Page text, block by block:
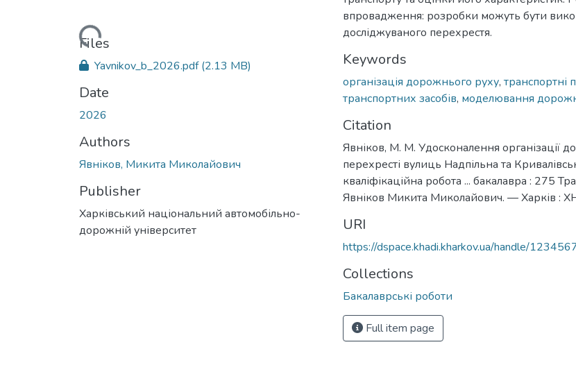
Loading...
Files
Yavnikov_b_2026.pdf(2.13 MB)
Date
2026
Authors
Явніков, Микита Миколайович
Publisher
Харківський національний автомобільно-
дорожній університет
впровадження: розробки можуть бути
досліджуваного перехрестя.
Keywords
організація дорожнього руху, транспортні
транспортних засобів, моделювання
Citation
Явніков, М. М. Удосконалення організації
перехресті вулиць Надпільна та
кваліфікаційна робота ... бакалавра : 275
Явніков Микита Миколайович. — Харків :
URI
https://dspace.khadi.kharkov.ua/handle/
Collections
Бакалаврські роботи
Full item page